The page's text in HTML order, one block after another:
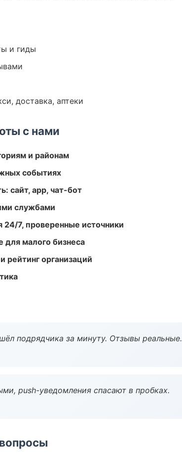
и гиды
доставка, аптеки
с нами
и районам
событиях
сайт, app, чат-бот
службами
7, проверенные источники
для малого бизнеса
рейтинг организаций
подрядчика за минуту. Отзывы реальные.
push-уведомления спасают в пробках.